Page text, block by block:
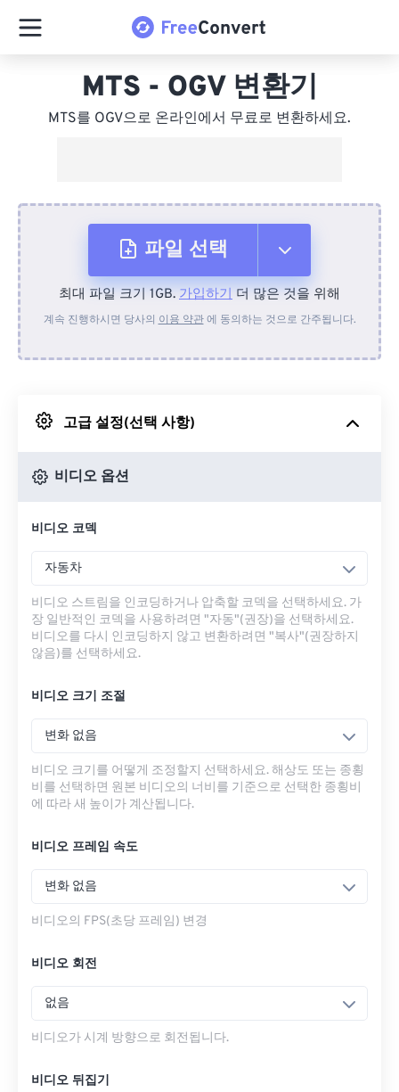
MTS - OGV 변환기
MTS를 OGV으로 온라인에서 무료로 변환하세요.
파일 선택
장치에서
Google 드라이브에서
최대 파일 크기 1GB. 가입하기 더 많은 것을 위해
계속 진행하시면 당사의 이용 약관에 동의하는 것으로 간주됩니다.
고급 설정(선택 사항)
비디오 옵션
비디오 코덱
자동차
비디오 스트림을 인코딩하거나 압축할 코덱을 선택하세요. 가
장 일반적인 코덱을 사용하려면 "자동"(권장)을 선택하세요.
비디오를 다시 인코딩하지 않고 변환하려면 "복사"(권장하지
않음)를 선택하세요.
비디오 크기 조절
변화 없음
비디오 크기를 어떻게 조정할지 선택하세요. 해상도 또는 종횡
비를 선택하면 원본 비디오의 너비를 기준으로 선택한 종횡비
에 따라 새 높이가 계산됩니다.
비디오 프레임 속도
변화 없음
비디오의 FPS(초당 프레임) 변경
비디오 회전
없음
비디오가 시계 방향으로 회전됩니다.
비디오 뒤집기